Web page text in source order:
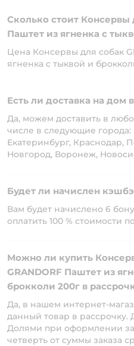
Сколько стоит Консервы
Паштет из ягненка с
Цена Консервы для собак
ягненка с тыквой и
Есть ли доставка на дом
Да, можем доставить в
числе в следующие города:
Екатеринбург, Краснодар,
Новгород, Воронеж,
Будет ли начислен
Вам будет начислено 6
оплатить 100 % стоимости
Можно ли купить
GRANDORF Паштет из
брокколи 200г в
Да, в нашем интернет-
данный товар в рассрочку.
Долями при оформлении
четверть от суммы заказа